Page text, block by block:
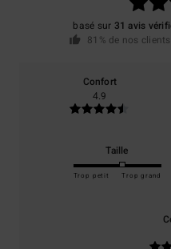
basé sur 31 avis
81% de nos
Confort
4.9
Taille
Trop petit Trop grand